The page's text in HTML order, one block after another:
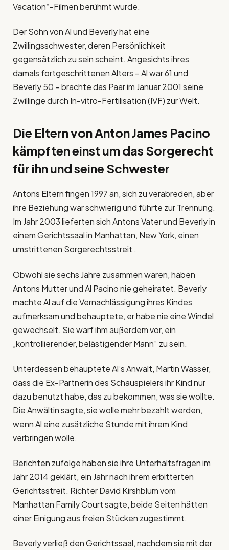
Vacation“-Filmen berühmt wurde.
Der Sohn von Al und Beverly hat eine
Zwillingsschwester, deren Persönlichkeit
gegensätzlich zu sein scheint. Angesichts ihres
damals fortgeschrittenen Alters – Al war 61 und
Beverly 50 – brachte das Paar im Januar 2001 seine
Zwillinge durch In-vitro-Fertilisation (IVF) zur Welt.
Die Eltern von Anton James Pacino
kämpften einst um das Sorgerecht
für ihn und seine Schwester
Antons Eltern fingen 1997 an, sich zu verabreden, aber
ihre Beziehung war schwierig und führte zur Trennung.
Im Jahr 2003 lieferten sich Antons Vater und Beverly in
einem Gerichtssaal in Manhattan, New York, einen
umstrittenen Sorgerechtsstreit .
Obwohl sie sechs Jahre zusammen waren, haben
Antons Mutter und Al Pacino nie geheiratet. Beverly
machte Al auf die Vernachlässigung ihres Kindes
aufmerksam und behauptete, er habe nie eine Windel
gewechselt. Sie warf ihm außerdem vor, ein
„kontrollierender, belästigender Mann“ zu sein.
Unterdessen behauptete Al’s Anwalt, Martin Wasser,
dass die Ex-Partnerin des Schauspielers ihr Kind nur
dazu benutzt habe, das zu bekommen, was sie wollte.
Die Anwältin sagte, sie wolle mehr bezahlt werden,
wenn Al eine zusätzliche Stunde mit ihrem Kind
verbringen wolle.
Berichten zufolge haben sie ihre Unterhaltsfragen im
Jahr 2014 geklärt, ein Jahr nach ihrem erbitterten
Gerichtsstreit. Richter David Kirshblum vom
Manhattan Family Court sagte, beide Seiten hätten
einer Einigung aus freien Stücken zugestimmt.
Beverly verließ den Gerichtssaal, nachdem sie mit der